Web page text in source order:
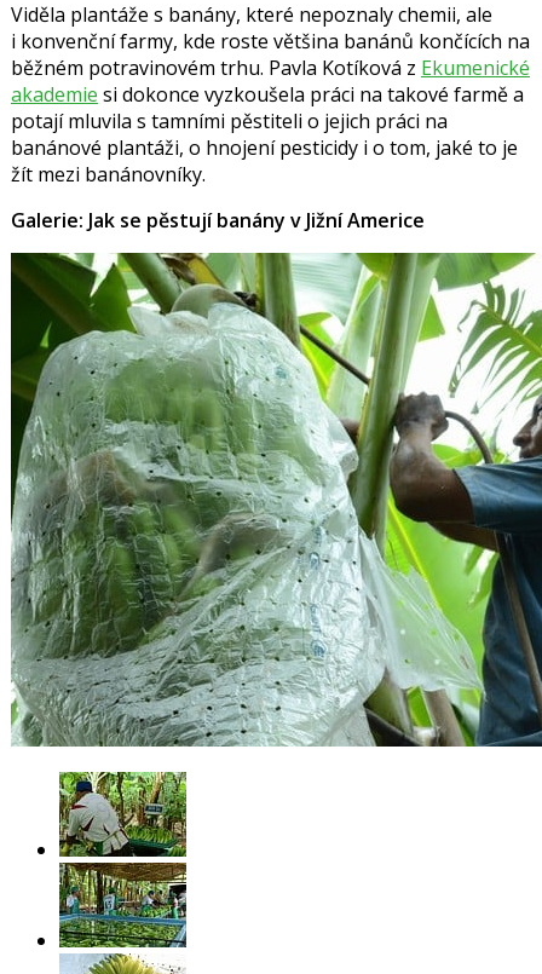
Viděla plantáže s banány, které nepoznaly chemii, ale
i konvenční farmy, kde roste většina banánů končících na
běžném potravinovém trhu. Pavla Kotíková z Ekumenické
akademie si dokonce vyzkoušela práci na takové farmě a
potají mluvila s tamními pěstiteli o jejich práci na
banánové plantáži, o hnojení pesticidy i o tom, jaké to je
žít mezi banánovníky.
Galerie: Jak se pěstují banány v Jižní Americe